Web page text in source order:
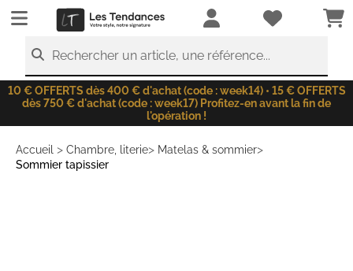
LesTendances.fr
Rechercher un article, une référence...
10 € OFFERTS dès 400 € d'achat (code : week14) • 15 € OFFERTS
dès 750 € d'achat (code : week17) Profitez-en avant la fin de
l'opération !
Accueil > Chambre, literie> Matelas & sommier>
Sommier tapissier